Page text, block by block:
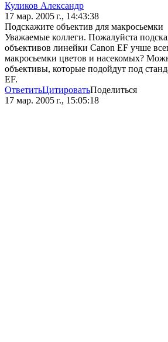
Куликов Александр
17 мар. 2005 г., 14:43:38
Подскажите объектив для макросьемки
Уважаемые коллеги. Пожалуйста
объективов линейки Canon EF учше
макросьемки цветов и насекомых?
объективы, которые подойдут под
EF.
ОтветитьЦитироватьПоделиться
17 мар. 2005 г., 15:05:18